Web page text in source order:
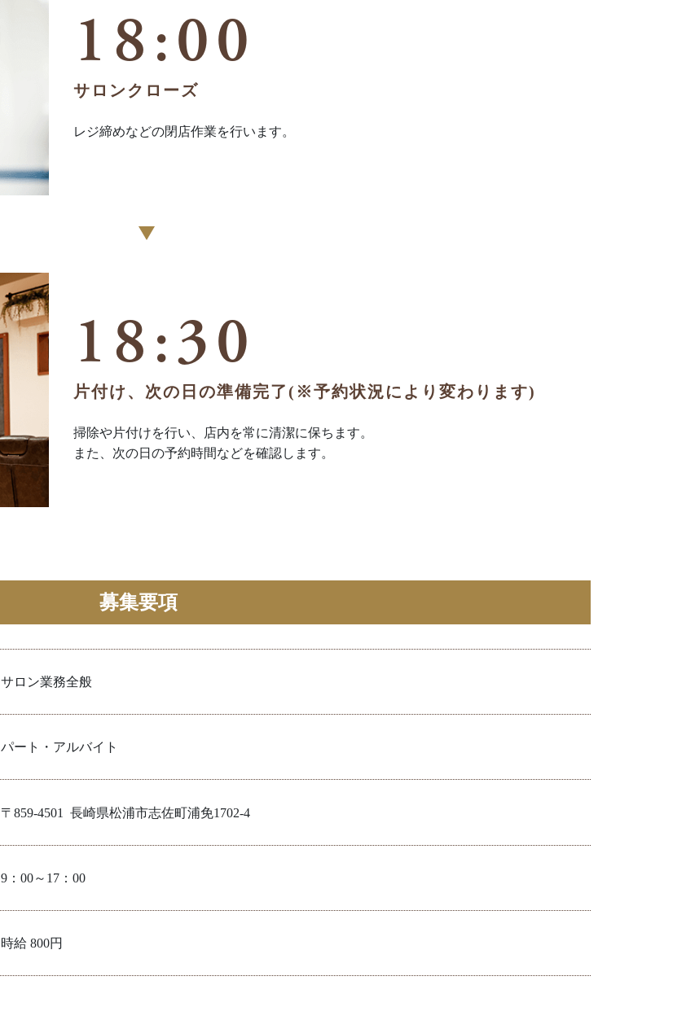
18:00
サロンクローズ
レジ締めなどの閉店作業を行います。
18:30
片付け、次の日の準備完了(※予約状況により変わります)
掃除や片付けを行い、店内を常に清潔に保ちます。
​​​​​​​また、次の日の予約時間などを確認します。
募集要項
サロン業務全般
パート・アルバイト
〒859-4501 長崎県松浦市志佐町浦免1702-4
9：00～17：00
時給 800円